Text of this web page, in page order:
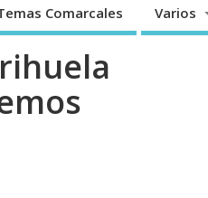
Comarcales Varios